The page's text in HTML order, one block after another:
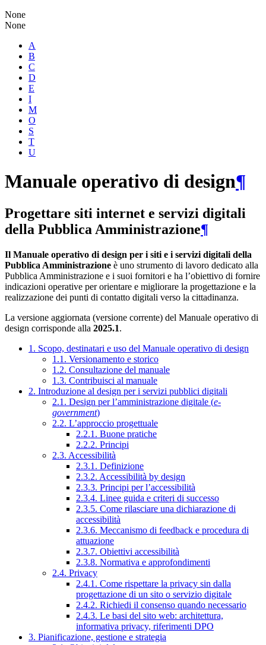
None
None
A
B
C
D
E
I
M
O
S
T
U
Manuale operativo di design¶
Progettare siti internet e servizi digitali
della Pubblica Amministrazione¶
Il Manuale operativo di design per i siti e i servizi digitali della
Pubblica Amministrazione è uno strumento di lavoro dedicato alla
Pubblica Amministrazione e i suoi fornitori e ha l’obiettivo di fornire
indicazioni operative per orientare e migliorare la progettazione e la
realizzazione dei punti di contatto digitali verso la cittadinanza.
La versione aggiornata (versione corrente) del Manuale operativo di
design corrisponde alla 2025.1.
1. Scopo, destinatari e uso del Manuale operativo di design
1.1. Versionamento e storico
1.2. Consultazione del manuale
1.3. Contribuisci al manuale
2. Introduzione al design per i servizi pubblici digitali
2.1. Design per l’amministrazione digitale (e-
government)
2.2. L’approccio progettuale
2.2.1. Buone pratiche
2.2.2. Principi
2.3. Accessibilità
2.3.1. Definizione
2.3.2. Accessibilità by design
2.3.3. Principi per l’accessibilità
2.3.4. Linee guida e criteri di successo
2.3.5. Come rilasciare una dichiarazione di
accessibilità
2.3.6. Meccanismo di feedback e procedura di
attuazione
2.3.7. Obiettivi accessibilità
2.3.8. Normativa e approfondimenti
2.4. Privacy
2.4.1. Come rispettare la privacy sin dalla
progettazione di un sito o servizio digitale
2.4.2. Richiedi il consenso quando necessario
2.4.3. Le basi del sito web: architettura,
informativa privacy, riferimenti DPO
3. Pianificazione, gestione e strategia